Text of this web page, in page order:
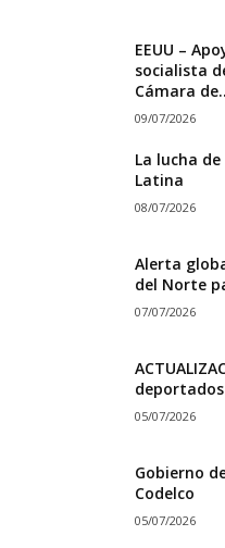
EEUU –
socialista
Cámara
09/07/2026
La lucha
Latina
08/07/2026
Alerta
del Norte
07/07/2026
05/07/2026
Gobierno
Codelco
05/07/2026